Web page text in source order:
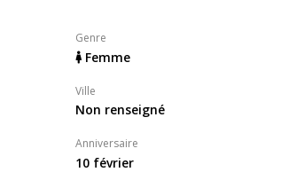
Genre
Femme
Ville
Non renseigné
Anniversaire
10 février